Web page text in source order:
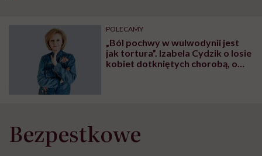
POLECAMY
„Ból pochwy w wulwodynii jest
jak tortura”. Izabela Cydzik o losie
kobiet dotkniętych chorobą, o
Bezpestkowe